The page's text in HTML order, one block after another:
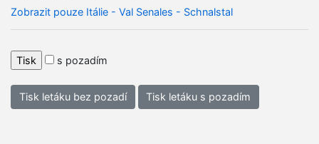
Zobrazit pouze Itálie - Val Senales - Schnalstal
s pozadím
Tisk letáku bez pozadí Tisk letáku s pozadím